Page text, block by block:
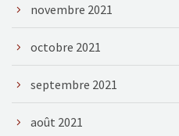
novembre 2021
octobre 2021
septembre 2021
août 2021